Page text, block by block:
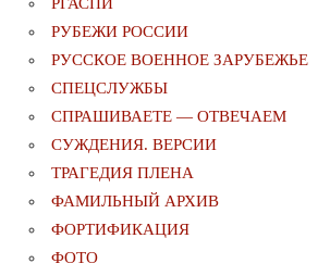
РГАСПИ
РУБЕЖИ РОССИИ
РУССКОЕ ВОЕННОЕ ЗАРУБЕЖЬЕ
СПЕЦСЛУЖБЫ
СПРАШИВАЕТЕ — ОТВЕЧАЕМ
СУЖДЕНИЯ. ВЕРСИИ
ТРАГЕДИЯ ПЛЕНА
ФАМИЛЬНЫЙ АРХИВ
ФОРТИФИКАЦИЯ
ФОТО